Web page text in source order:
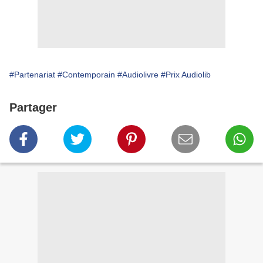
#Partenariat #Contemporain #Audiolivre #Prix Audiolib
Partager